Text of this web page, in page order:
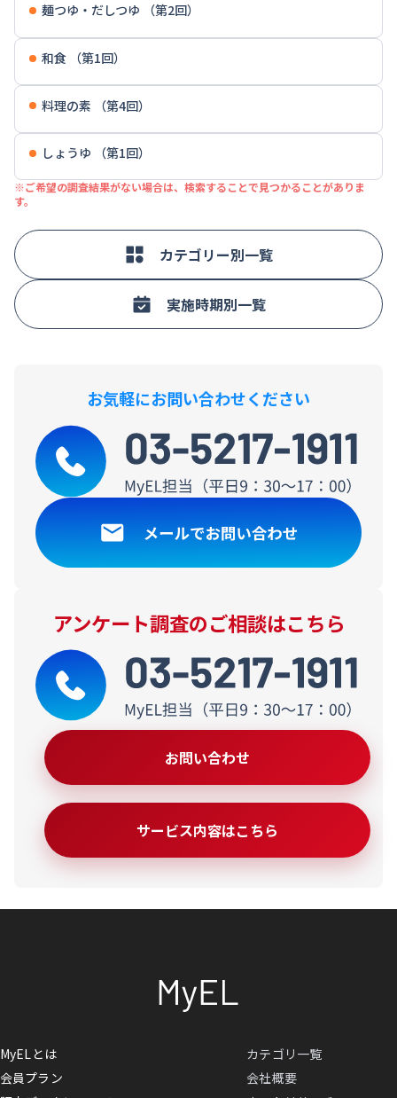
麺つゆ・だしつゆ （第2回）
和食 （第1回）
料理の素 （第4回）
しょうゆ （第1回）
※ご希望の調査結果がない場合は、検索することで見つかることがありま
す。
カテゴリー別一覧
実施時期別一覧
お気軽にお問い合わせください
アンケート調査のご相談はこちら
お問い合わせ
サービス内容はこちら
MyELとは
会員プラン
カテゴリ一覧
会社概要